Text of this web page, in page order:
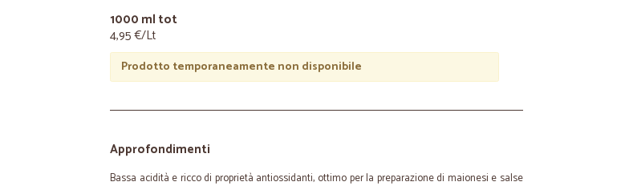
1000 ml tot
4,95 €/Lt
Prodotto temporaneamente non disponibile
Approfondimenti
Bassa acidità e ricco di proprietà antiossidanti, ottimo per la preparazione di maionesi e salse